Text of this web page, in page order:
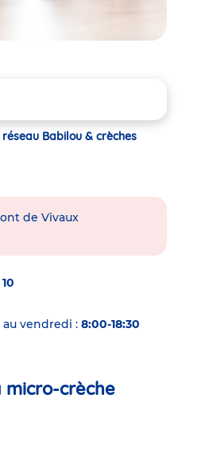
Babilou & crèches
de Vivaux
10
vendredi : 8:00-18:30
micro-crèche